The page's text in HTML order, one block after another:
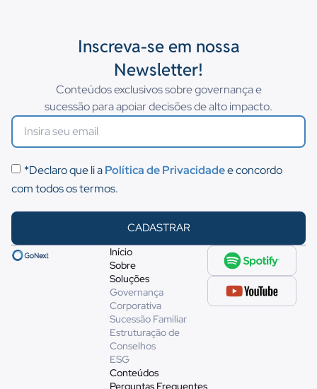
Inscreva-se em nossa
Newsletter!
Conteúdos exclusivos sobre governança e
sucessão para apoiar decisões de alto impacto.
*Declaro que li aPolítica de Privacidadee concordo
com todos os termos.
CADASTRAR
Início
Sobre
Soluções
Governança
Corporativa
Sucessão Familiar
Estruturação de
Conselhos
ESG
Conteúdos
Perguntas Frequentes